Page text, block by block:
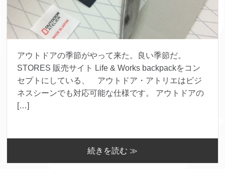
アウトドアの季節がやって来た。良い季節だ。
STORES 販売サイト Life & Works backpackをコン
セプトにしている、 アウトドア・アトリエはビジ
ネスシーンでも対応可能な仕様です。 アウトドアの
[…]
続きを読む ≫